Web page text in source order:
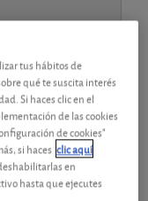
están
tus hábitos de
qué te suscita interés
Si haces clic en el
de las cookies
de cookies"
si haces clic aquí
en
hasta que ejecutes